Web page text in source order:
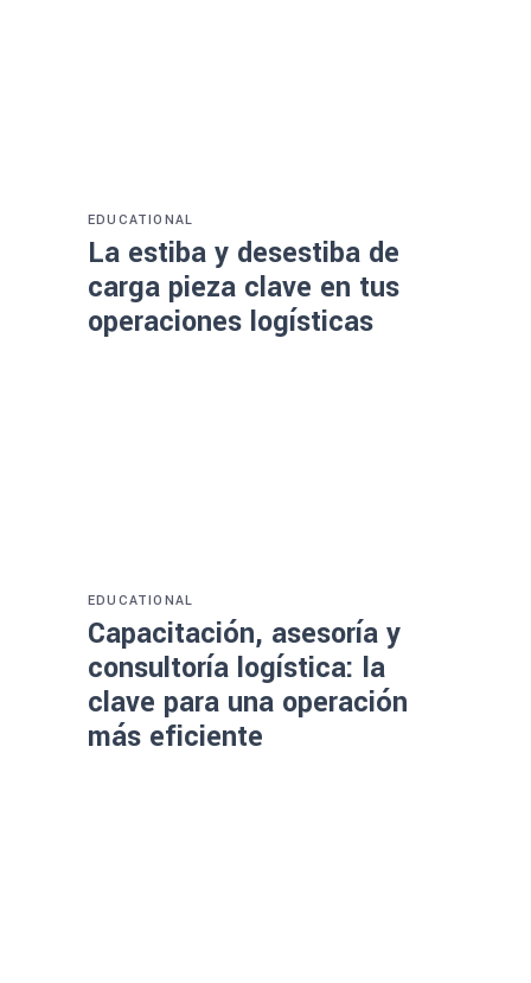
EDUCATIONAL
La estiba y desestiba de
carga pieza clave en tus
operaciones logísticas
EDUCATIONAL
Capacitación, asesoría y
consultoría logística: la
clave para una operación
más eficiente